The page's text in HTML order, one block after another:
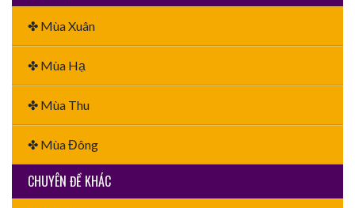
✤ Mùa Xuân
✤ Mùa Hạ
✤ Mùa Thu
✤ Mùa Đông
CHUYÊN ĐỀ KHÁC